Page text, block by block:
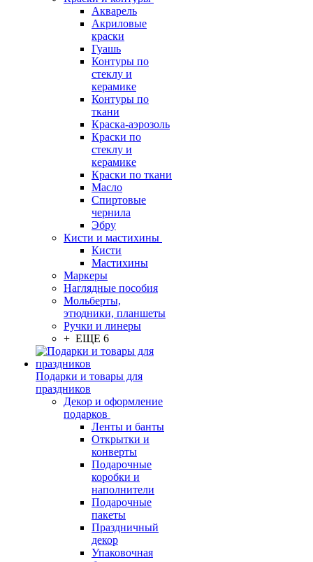
Акварель
Акриловые
краски
Гуашь
Контуры по
стеклу и
керамике
Контуры по
ткани
Краска-аэрозоль
Краски по
стеклу и
керамике
Краски по ткани
Масло
Спиртовые
чернила
Эбру
Кисти и мастихины
Кисти
Мастихины
Маркеры
Наглядные пособия
Мольберты,
этюдники, планшеты
Ручки и линеры
+ ЕЩЕ 6
Подарки и товары для
праздников
Декор и оформление
подарков
Ленты и банты
Открытки и
конверты
Подарочные
коробки и
наполнители
Подарочные
пакеты
Праздничный
декор
Упаковочная